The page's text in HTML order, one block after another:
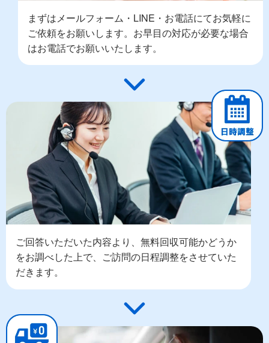
まずはメールフォーム・LINE・お電話にてお気軽に
ご依頼をお願いします。お早目の対応が必要な場合
はお電話でお願いいたします。
ご回答いただいた内容より、無料回収可能かどうか
をお調べした上で、ご訪問の日程調整をさせていた
だきます。